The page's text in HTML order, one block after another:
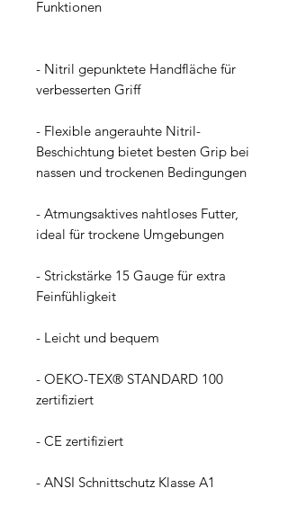
Funktionen
- Nitril gepunktete Handfläche für
verbesserten Griff
- Flexible angerauhte Nitril-
Beschichtung bietet besten Grip bei
nassen und trockenen Bedingungen
- Atmungsaktives nahtloses Futter,
ideal für trockene Umgebungen
- Strickstärke 15 Gauge für extra
Feinfühligkeit
- Leicht und bequem
- OEKO-TEX® STANDARD 100
zertifiziert
- CE zertifiziert
- ANSI Schnittschutz Klasse A1